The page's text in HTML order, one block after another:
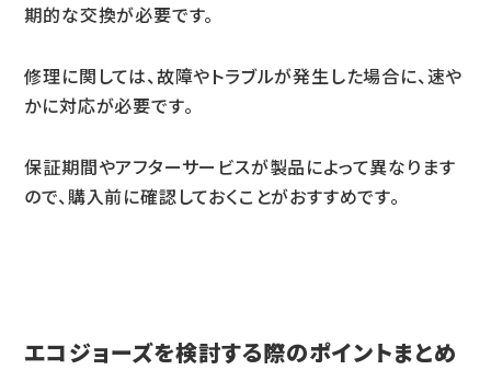
期的な交換が必要です。
修理に関しては、故障やトラブルが発生した場合に、速や
かに対応が必要です。
保証期間やアフターサービスが製品によって異なります
ので、購入前に確認しておくことがおすすめです。
エコジョーズを検討する際のポイントまとめ